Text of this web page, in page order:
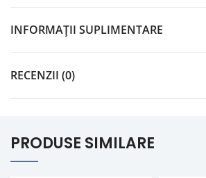
INFORMAȚII SUPLIMENTARE
RECENZII (0)
PRODUSE SIMILARE